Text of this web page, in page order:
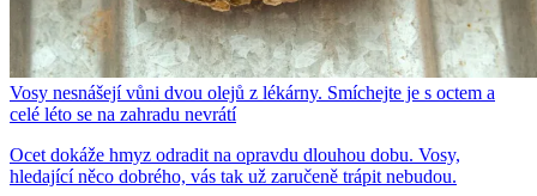
Vosy nesnášejí vůni dvou olejů z lékárny. Smíchejte je s octem a
celé léto se na zahradu nevrátí
Ocet dokáže hmyz odradit na opravdu dlouhou dobu. Vosy,
hledající něco dobrého, vás tak už zaručeně trápit nebudou.